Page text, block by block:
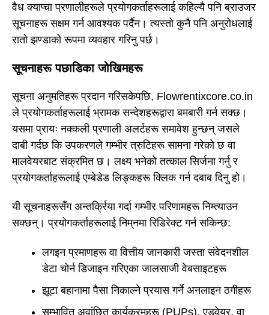
वैध क्याप्चा प्रणालीहरूले प्रयोगकर्ताहरूलाई कहिल्यै पनि ब्राउजर
सूचनाहरू सक्षम गर्न आवश्यक पर्दैन। त्यस्तो कुनै पनि अनुरोधलाई
रातो झण्डाको रूपमा व्यवहार गरिनु पर्छ।
सूचनाहरू पछाडिका जोखिमहरू
सूचना अनुमतिहरू प्रदान गरिसकेपछि, Flowrentixcore.co.in
ले प्रयोगकर्ताहरूलाई भ्रामक सन्देशहरूद्वारा बमबारी गर्न सक्छ।
यसमा प्रायः नक्कली प्रणाली अलर्टहरू समावेश हुन्छन् जसले
दाबी गर्दछ कि उपकरणले गम्भीर त्रुटिहरू सामना गरेको छ वा
मालवेयरबाट संक्रमित छ। लक्ष्य भनेको तत्काल सिर्जना गर्नु र
प्रयोगकर्ताहरूलाई एम्बेडेड लिङ्कहरू क्लिक गर्न दबाब दिनु हो।
यी सूचनाहरूसँग अन्तर्क्रिया गर्दा गम्भीर परिणामहरू निम्त्याउन
सक्छन्। प्रयोगकर्ताहरूलाई निम्नमा रिडिरेक्ट गर्न सकिन्छ:
लगइन प्रमाणहरू वा वित्तीय जानकारी जस्ता संवेदनशील
डेटा चोर्न डिजाइन गरिएका जालसाजी वेबसाइटहरू
झूटा बहानामा पैसा निकाल्ने प्रयास गर्ने अनलाइन ठगीहरू
सम्भावित अवांछित कार्यक्रमहरू (PUPs), एडवेयर, वा